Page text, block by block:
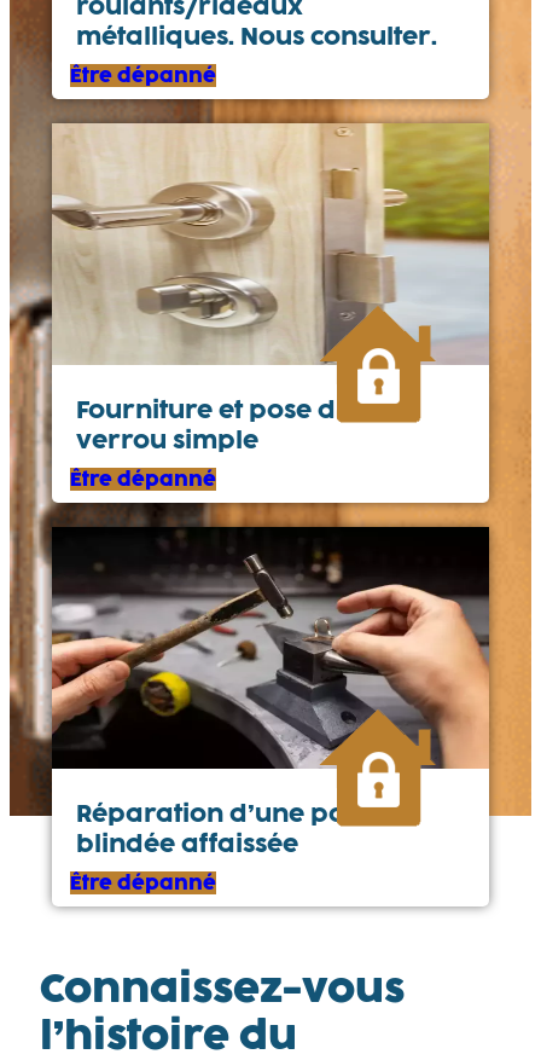
métalliques. Nous consulter.
Être dépanné
Fourniture et pose d’un
verrou simple
Être dépanné
Réparation d’une porte
blindée affaissée
Être dépanné
Connaissez-vous
l’histoire du